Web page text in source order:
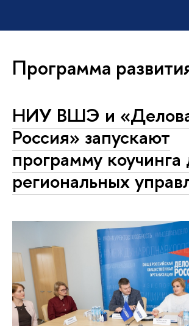
Программа
НИУ ВШЭ и
Россия» запускают
программу коучинга
региональных